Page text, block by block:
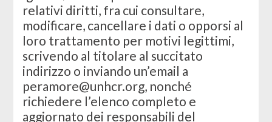
relativi diritti, fra cui consultare,
modificare, cancellare i dati o opporsi al
loro trattamento per motivi legittimi,
scrivendo al titolare al succitato
indirizzo o inviando un’email a
peramore@unhcr.org, nonché
richiedere l’elenco completo e
aggiornato dei responsabili del